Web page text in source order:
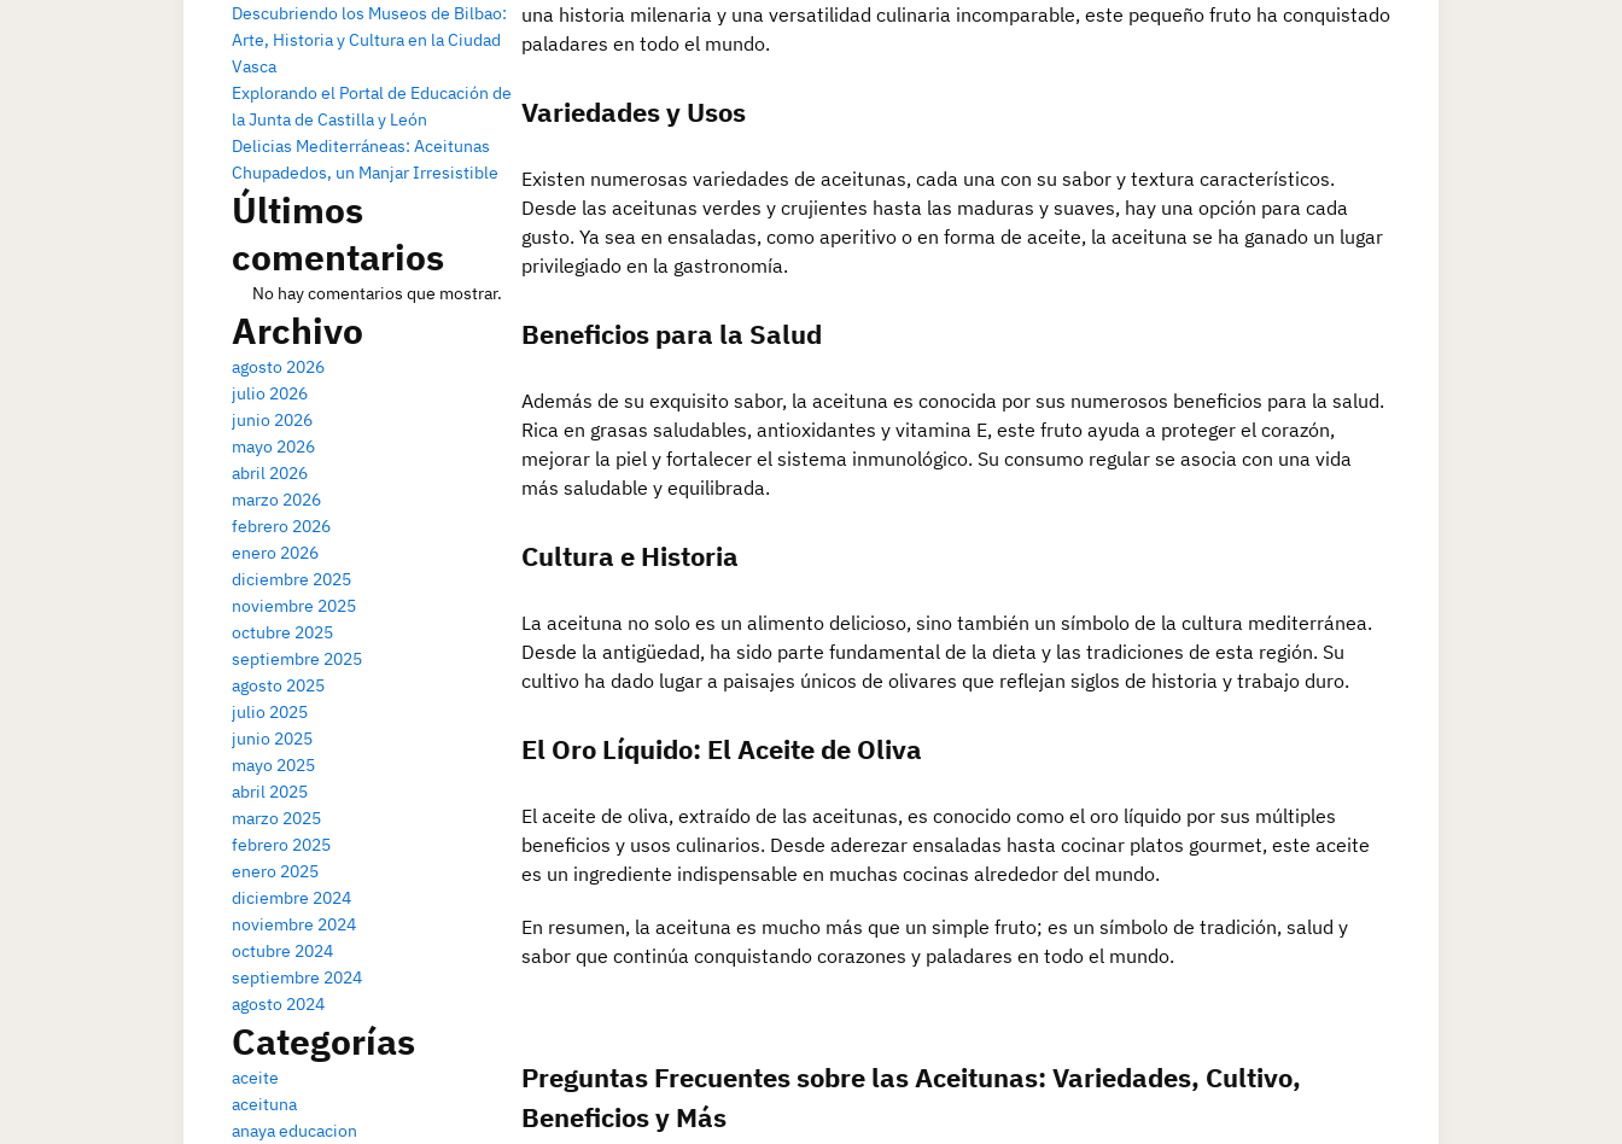
Descubriendo los Museos de Bilbao:
Arte, Historia y Cultura en la Ciudad
Vasca
Explorando el Portal de Educación de
la Junta de Castilla y León
Delicias Mediterráneas: Aceitunas
Chupadedos, un Manjar Irresistible
Últimos
comentarios
No hay comentarios que mostrar.
Archivo
agosto 2026
julio 2026
junio 2026
mayo 2026
abril 2026
marzo 2026
febrero 2026
enero 2026
diciembre 2025
noviembre 2025
octubre 2025
septiembre 2025
agosto 2025
julio 2025
junio 2025
mayo 2025
abril 2025
marzo 2025
febrero 2025
enero 2025
diciembre 2024
noviembre 2024
octubre 2024
septiembre 2024
agosto 2024
Categorías
aceite
aceituna
anaya educacion
una historia milenaria y una versatilidad culinaria incomparable, este pequeño fruto ha conquistado
paladares en todo el mundo.
Variedades y Usos
Existen numerosas variedades de aceitunas, cada una con su sabor y textura característicos.
Desde las aceitunas verdes y crujientes hasta las maduras y suaves, hay una opción para cada
gusto. Ya sea en ensaladas, como aperitivo o en forma de aceite, la aceituna se ha ganado un lugar
privilegiado en la gastronomía.
Beneficios para la Salud
Además de su exquisito sabor, la aceituna es conocida por sus numerosos beneficios para la salud.
Rica en grasas saludables, antioxidantes y vitamina E, este fruto ayuda a proteger el corazón,
mejorar la piel y fortalecer el sistema inmunológico. Su consumo regular se asocia con una vida
más saludable y equilibrada.
Cultura e Historia
La aceituna no solo es un alimento delicioso, sino también un símbolo de la cultura mediterránea.
Desde la antigüedad, ha sido parte fundamental de la dieta y las tradiciones de esta región. Su
cultivo ha dado lugar a paisajes únicos de olivares que reflejan siglos de historia y trabajo duro.
El Oro Líquido: El Aceite de Oliva
El aceite de oliva, extraído de las aceitunas, es conocido como el oro líquido por sus múltiples
beneficios y usos culinarios. Desde aderezar ensaladas hasta cocinar platos gourmet, este aceite
es un ingrediente indispensable en muchas cocinas alrededor del mundo.
En resumen, la aceituna es mucho más que un simple fruto; es un símbolo de tradición, salud y
sabor que continúa conquistando corazones y paladares en todo el mundo.
Preguntas Frecuentes sobre las Aceitunas: Variedades, Cultivo,
Beneficios y Más